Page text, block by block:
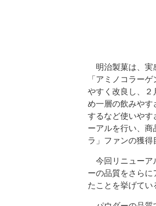
明治製菓は、実
「アミノコラー
やすく改良し、２
め一層の飲みやす
するなど使いやす
ーアルを行い、商
ラ」ファンの獲得
今回リニューア
ーの品質をさら
たことを挙げてい